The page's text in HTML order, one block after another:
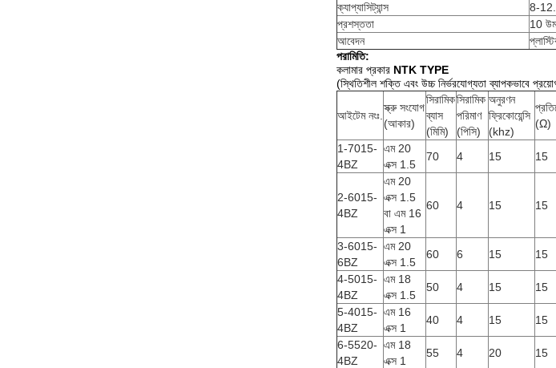
ক্যাপ্যাসিট্যান্স
8-
প্রশস্ততা
10 উম
আবেদন
পরামিতি:
কলামার প্রকার NTK TYPE
(স্থিতিশীল শক্তি এবং উচ্চ নির্ভরযোগ্যতা ব্যাপকভাবে
আইটেম নংঃ.
স্ক্রু সংযোগ
(আকার)
সিরামিক
ব্যাস
(মিমি)
সিরামিক
পরিমাণ
(পিসি)
অনুরণন
ফ্রিকোয়েন্সি
(khz)
(Ω)
1-7015-
4BZ
এম 20
এক্স 1.5
70 4 15 15
2-6015-
4BZ
এম 20
এক্স 1.5
বা এম 16 ​​
এক্স 1
60 4 15 15
3-6015-
6BZ
এম 20
এক্স 1.5
60 6 15 15
4-5015-
4BZ
এম 18
এক্স 1.5
50 4 15 15
5-4015-
4BZ
এম 16 ​​
এক্স 1
40 4 15 15
6-5520-
4BZ
এম 18
এক্স 1
55 4 20 15